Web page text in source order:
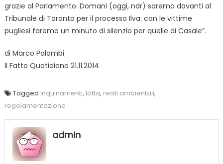
grazie al Parlamento. Domani (oggi, ndr) saremo davanti al
Tribunale di Taranto per il processo Ilva: con le vittime
pugliesi faremo un minuto di silenzio per quelle di Casale”.
di Marco Palombi
Il Fatto Quotidiano 21.11.2014
Tagged inquinamenti, lotta, reati ambientali,
regolamentazione
admin